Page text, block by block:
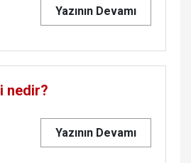
Yazının Devamı
nedir?
Yazının Devamı